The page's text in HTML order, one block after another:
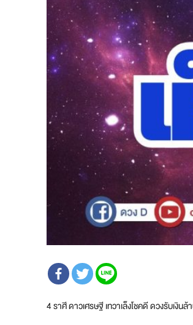
4 ราศี ดาวเศรษฐี เทวาเล็งโชคดี ดวงรับเงิน